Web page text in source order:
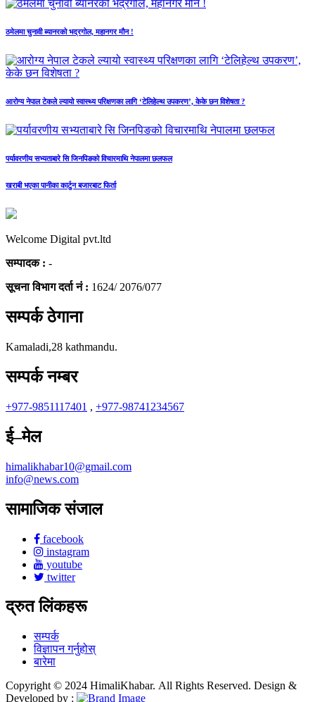
ठमेलमा चुनावी ब्यानरको भद्रगोल, महानगर मौन !
आरोग्य नेपाल टेकले ल्यायो स्वास्थ्य परिक्षणका लागि ‘टेलिहेल्थ उपकरण’, केके छन विशेषता ?
पर्यावरणीय सभ्यताबारे सि जिनपिङको विचारमाथि नेपालमा छलफल
खराबी भएका पानीका कार्टुन बजारबाट फिर्ता
Welcome Digital pvt.ltd
सम्पादक : -
सूचना विभाग दर्ता नं : 1624/ 2076/077
सम्पर्क ठेगाना
Kamaladi,28 kathmandu.
सम्पर्क नम्बर
+977-9851117401 , +977-98741234567
ई–मेल
himalikhabar10@gmail.com
info@news.com
सामाजिक संजाल
facebook
instagram
youtube
twitter
द्रुत लिंकहरू
सम्पर्क
विज्ञापन गर्नुहोस्
बारेमा
Copyright © 2024 HimaliKhabar. All Rights Reserved. Design &
Developed by :